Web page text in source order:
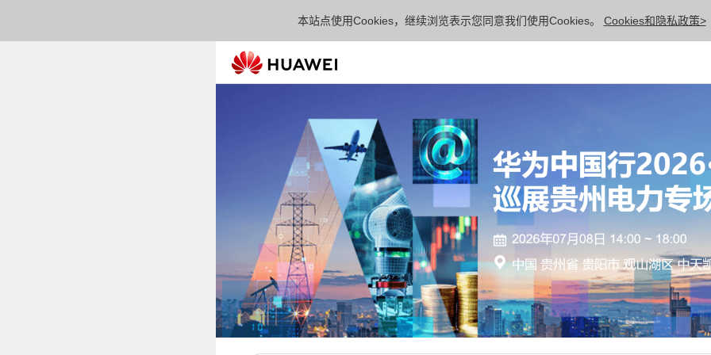
本站点使用Cookies，继续浏览表示您同意我们使用Cookies。 Cookies和隐私政策>